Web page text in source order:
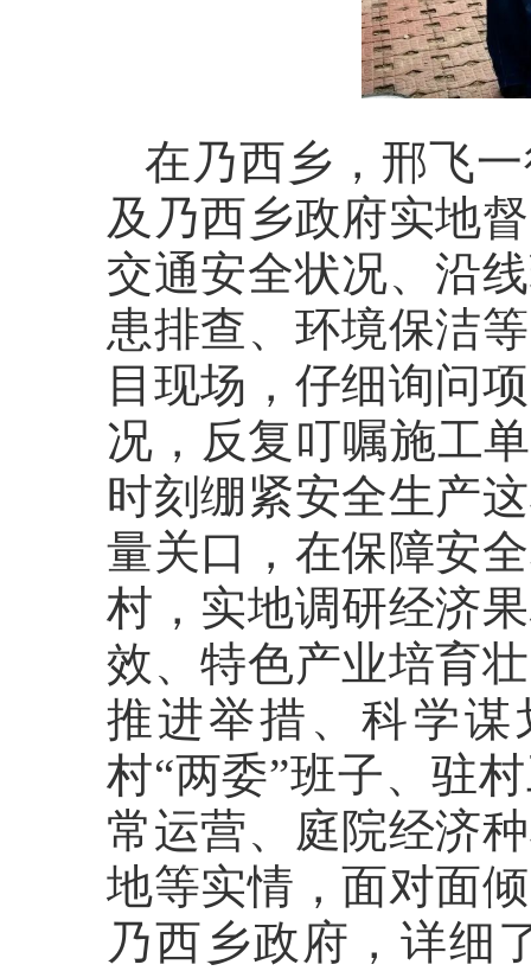
在乃西乡，邢飞
及乃西乡政府实地
交通安全状况、沿
患排查、环境保洁
目现场，仔细询问
况，反复叮嘱施工
时刻绷紧安全生产
量关口，在保障安
村，实地调研经济
效、特色产业培育
推进举措、科学
村“两委”班子、驻
常运营、庭院经济
地等实情，面对面
乃西乡政府，详细